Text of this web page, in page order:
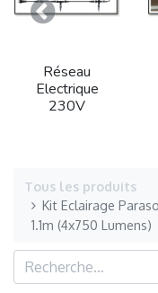
Réseau
Electrique
230V
Précedent
Tous les produits
Kit Eclairage
1.1m (4x750 Lumens)